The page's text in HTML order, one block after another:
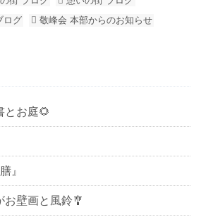
ログ
敬峰会 本部からのお知らせ
とお庭🌻
』
お壁画と風鈴🎐